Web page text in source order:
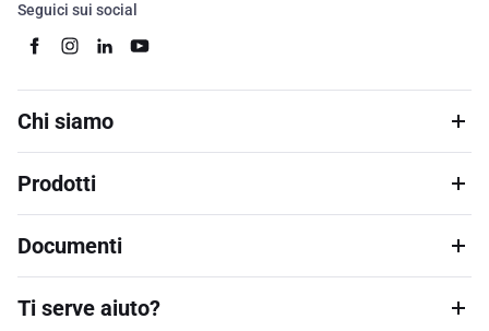
Seguici sui social
Chi siamo
Prodotti
Documenti
Ti serve aiuto?